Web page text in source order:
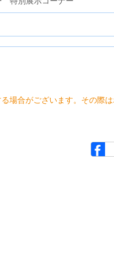
場合がございます。その際